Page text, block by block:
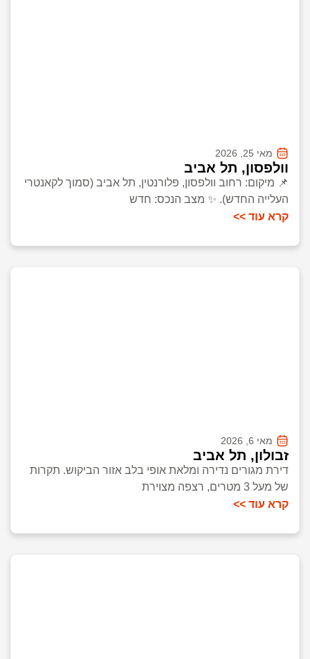
מאי 25, 2026
וולפסון, תל אביב
📌 מיקום: רחוב וולפסון, פלורנטין, תל אביב (סמוך לקאנטרי
העלייה החדש). ✨ מצב הנכס: חדש
קרא עוד >>
מאי 6, 2026
זבולון, תל אביב
דירת מגורים נדירה ומלאת אופי בלב אזור הביקוש. תקרות
של מעל 3 מטרים, רצפה מצוירת
קרא עוד >>